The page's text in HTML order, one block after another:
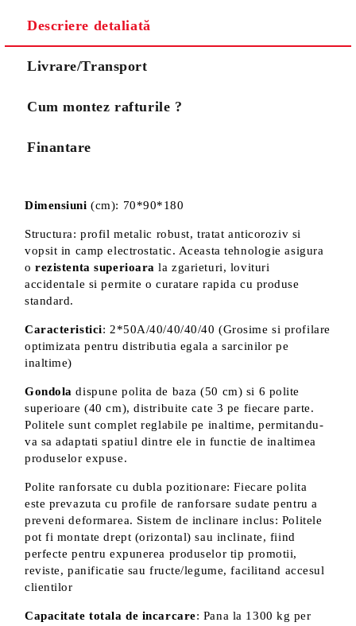
Descriere detaliată
Livrare/Transport
Cum montez rafturile ?
Finantare
Dimensiuni (cm): 70*90*180
Structura: profil metalic robust, tratat anticoroziv si
vopsit in camp electrostatic. Aceasta tehnologie asigura
orezistenta superioara la zgarieturi, lovituri
accidentale si permite o curatare rapida cu produse
standard.
Caracteristici: 2*50A/40/40/40/40 (Grosime si profilare
optimizata pentru distributia egala a sarcinilor pe
inaltime)
Gondola dispune polita de baza (50 cm) si 6 polite
superioare (40 cm), distribuite cate 3 pe fiecare parte.
Politele sunt complet reglabile pe inaltime, permitandu-
va sa adaptati spatiul dintre ele in functie de inaltimea
produselor expuse.
Polite ranforsate cu dubla pozitionare: Fiecare polita
este prevazuta cu profile de ranforsare sudate pentru a
preveni deformarea. Sistem de inclinare inclus: Politele
pot fi montate drept (orizontal) sau inclinate, fiind
perfecte pentru expunerea produselor tip promotii,
reviste, panificatie sau fructe/legume, facilitand accesul
clientilor
Capacitate totala de incarcare: Pana la 1300 kg per